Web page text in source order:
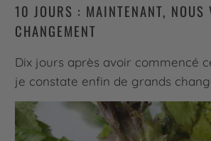
10 JOURS : MAINTENANT, NOUS
CHANGEMENT
Dix jours après avoir commencé
je constate enfin de grands